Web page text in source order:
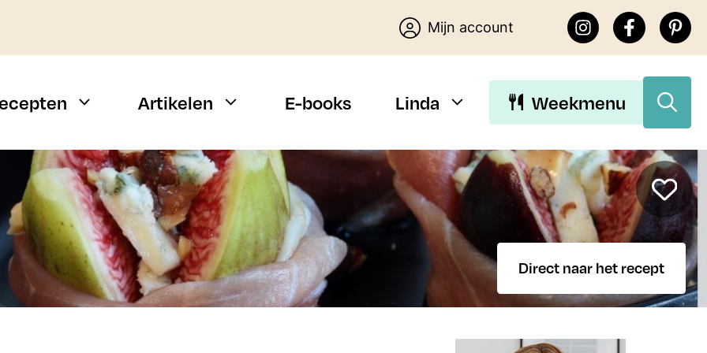
Mijn account
Weekmenu
Snelle recepten
Campingrecepten
BBQ recepten
Vis
Vlees
Vegetarisch
Alle types
Download Linda’s E-
books
Download de gratis E-books van
kiezen uit 15 makkelijke recepten
Artikelen E-books Linda Weekmenu
Direct naar het recept